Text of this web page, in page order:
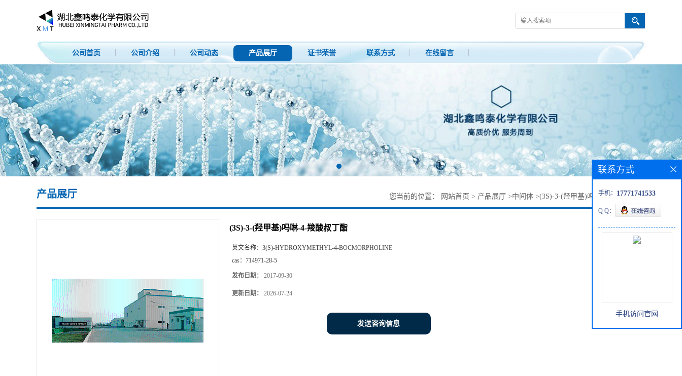
公司首页 公司介绍 公司动态 产品展厅 证书荣誉 联系方式 在线留言
产品展厅 您当前的位置： 网站首页 > 产品展厅 >中间体 >(3S)-3-(羟甲基)吗啉-4-羧酸叔丁酯
(3S)-3-(羟甲基)吗啉-4-羧酸叔丁酯
英文名称： 3(S)-HYDROXYMETHYL-4-BOCMORPHOLINE
cas： 714971-28-5
发布日期： 2017-09-30
更新日期： 2026-07-24
发送咨询信息
联系方式
手机： 17771741533
Q Q：
手机访问官网